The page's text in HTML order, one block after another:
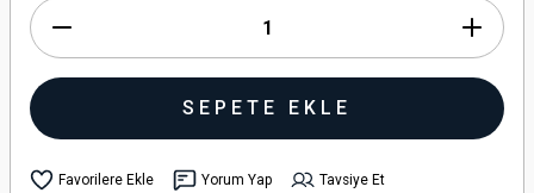
SEPETE EKLE
Yorum Yap
Tavsiye Et